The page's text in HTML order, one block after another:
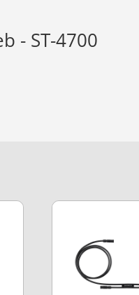
- ST-4700